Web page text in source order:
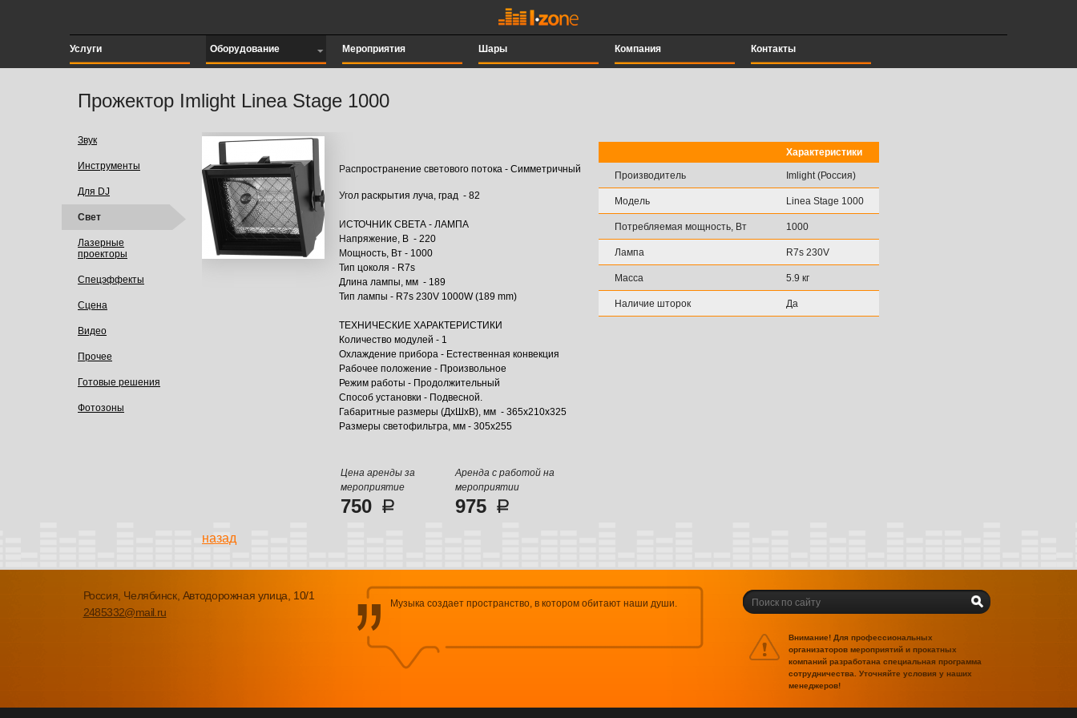
Услуги Оборудование Мероприятия Шары Компания Контакты
Прожектор Imlight Linea Stage 1000
Звук
Инструменты
Для DJ
Свет
Лазерные
проекторы
Спецэффекты
Сцена
Видео
Прочее
Готовые решения
Фотозоны
Характеристики
Производитель Imlight (Россия)
Модель Linea Stage 1000
Потребляемая мощность, Вт 1000
Лампа R7s 230V
Масса 5.9 кг
Наличие шторок Да
Распространение светового потока - Симметричный
Угол раскрытия луча, град - 82
ИСТОЧНИК СВЕТА - ЛАМПА
Напряжение, В - 220
Мощность, Вт - 1000
Тип цоколя - R7s
Длина лампы, мм - 189
Тип лампы - R7s 230V 1000W (189 mm)
ТЕХНИЧЕСКИЕ ХАРАКТЕРИСТИКИ
Количество модулей - 1
Охлаждение прибора - Естественная конвекция
Рабочее положение - Произвольное
Режим работы - Продолжительный
Способ установки - Подвесной.
Габаритные размеры (ДхШхВ), мм - 365х210х325
Размеры светофильтра, мм - 305х255
Цена аренды за
мероприятие
Аренда с работой на
мероприятии
750 975
назад
Россия, Челябинск, Автодорожная улица, 10/1
2485332@mail.ru
Музыка создает пространство, в котором обитают наши души.
Внимание! Для профессиональных
организаторов мероприятий и прокатных
компаний разработана специальная программа
сотрудничества. Уточняйте условия у наших
менеджеров!